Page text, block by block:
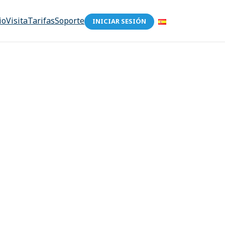
VisitaTarifasSoporte INICIAR SESIÓN